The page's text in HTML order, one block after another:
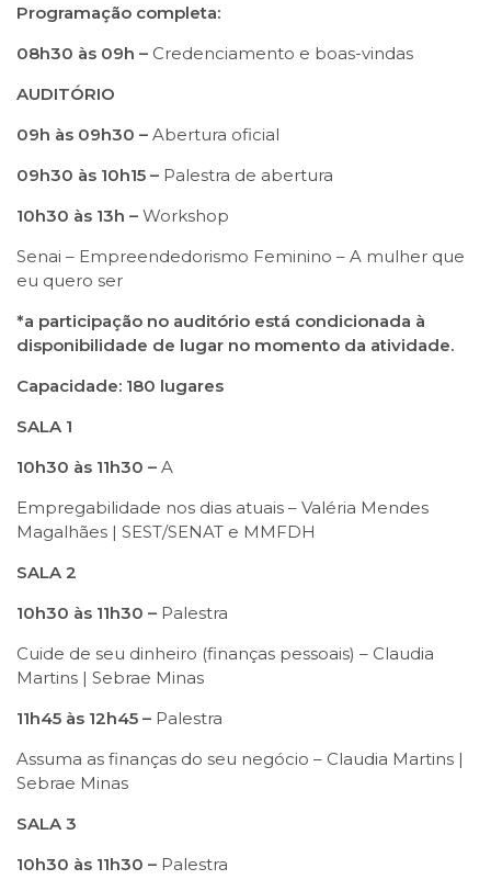
Programação completa:
08h30 às 09h – Credenciamento e boas-vindas
AUDITÓRIO
09h às 09h30 – Abertura oficial
09h30 às 10h15 – Palestra de abertura
10h30 às 13h – Workshop
Senai – Empreendedorismo Feminino – A mulher que
eu quero ser
*a participação no auditório está condicionada à
disponibilidade de lugar no momento da atividade.
Capacidade: 180 lugares
SALA 1
10h30 às 11h30 – A
Empregabilidade nos dias atuais – Valéria Mendes
Magalhães | SEST/SENAT e MMFDH
SALA 2
10h30 às 11h30 – Palestra
Cuide de seu dinheiro (finanças pessoais) – Claudia
Martins | Sebrae Minas
11h45 às 12h45 – Palestra
Assuma as finanças do seu negócio – Claudia Martins |
Sebrae Minas
SALA 3
10h30 às 11h30 – Palestra